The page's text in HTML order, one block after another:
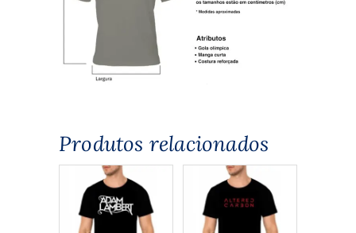
Produtos relacionados